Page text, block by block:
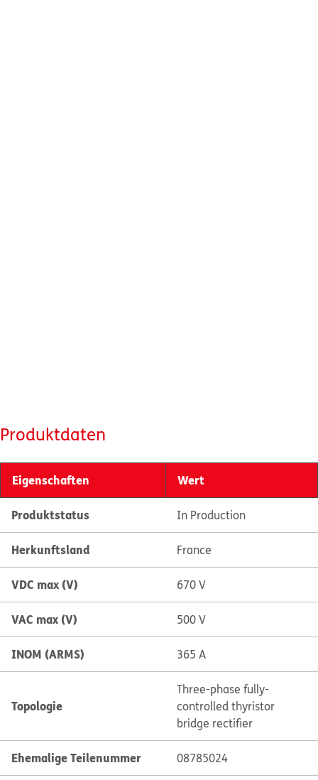
Produktdaten
Eigenschaften Wert
Produktstatus In Production
Herkunftsland France
VDC max (V) 670 V
VAC max (V) 500 V
INOM (ARMS) 365 A
Topologie
Three-phase fully-
controlled thyristor
bridge rectifier
Ehemalige Teilenummer 08785024